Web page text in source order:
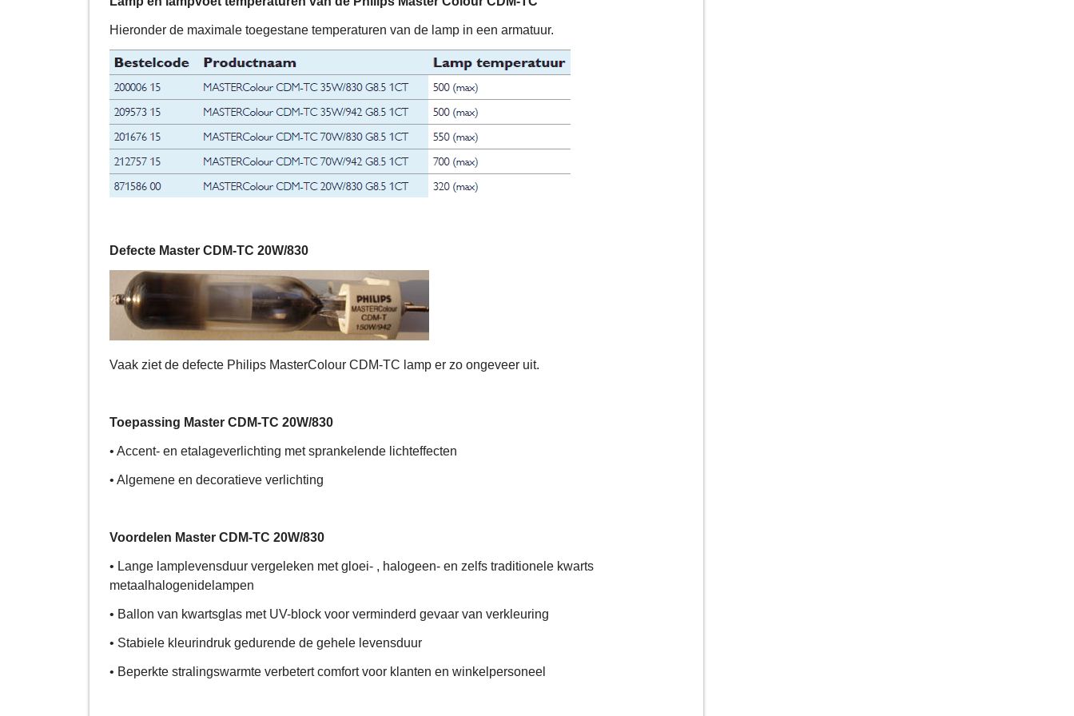
Hieronder de maximale toegestane temperaturen van de lamp in een armatuur.
Defecte Master CDM-TC 20W/830
Vaak ziet de defecte Philips MasterColour CDM-TC lamp er zo ongeveer uit.
Toepassing Master CDM-TC 20W/830
• Accent- en etalageverlichting met sprankelende lichteffecten
• Algemene en decoratieve verlichting
Voordelen Master CDM-TC 20W/830
• Lange lamplevensduur vergeleken met gloei- , halogeen- en zelfs traditionele kwarts
metaalhalogenidelampen
• Ballon van kwartsglas met UV-block voor verminderd gevaar van verkleuring
• Stabiele kleurindruk gedurende de gehele levensduur
• Beperkte stralingswarmte verbetert comfort voor klanten en winkelpersoneel